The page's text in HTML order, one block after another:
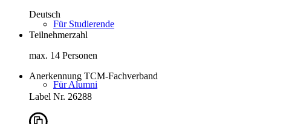
Für Studierende
Für Alumni
Deutsch
Teilnehmerzahl
max. 14 Personen
Anerkennung TCM-Fachverband
Label Nr. 26288